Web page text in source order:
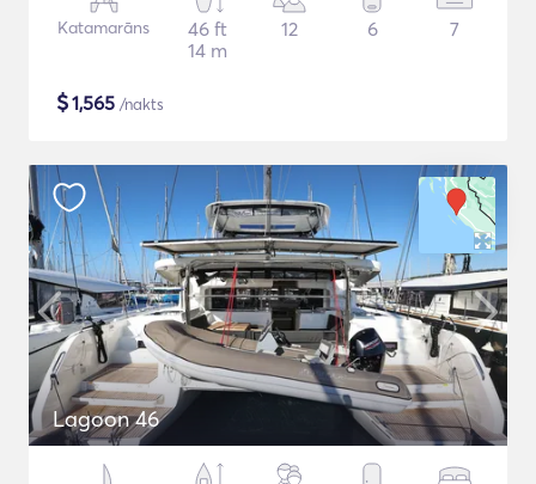
Katamarāns
46 ft
14 m
12 6 7
$1,565 /nakts
Lagoon 46